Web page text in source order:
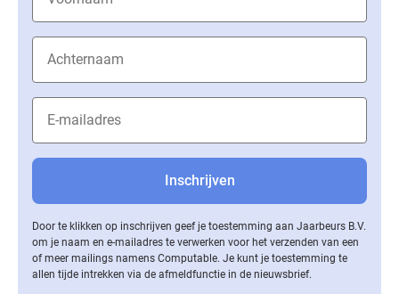
Door te klikken op inschrijven geef je toestemming aan Jaarbeurs B.V.
om je naam en e-mailadres te verwerken voor het verzenden van een
of meer mailings namens Computable. Je kunt je toestemming te
allen tijde intrekken via de af­meld­func­tie in de nieuwsbrief.